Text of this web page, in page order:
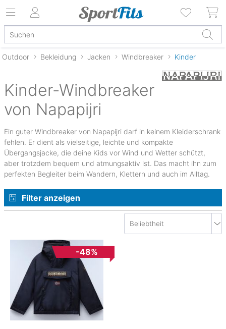
Outdoor Bekleidung Jacken Windbreaker Kinder
Kinder-Windbreaker
von Napapijri
Ein guter Windbreaker von Napapijri darf in keinem Kleiderschrank
fehlen. Er dient als vielseitige, leichte und kompakte
Übergangsjacke, die deine Kids vor Wind und Wetter schützt,
aber trotzdem bequem und atmungsaktiv ist. Das macht ihn zum
perfekten Begleiter beim Wandern, Klettern und auch im Alltag.
Filter anzeigen
-48%